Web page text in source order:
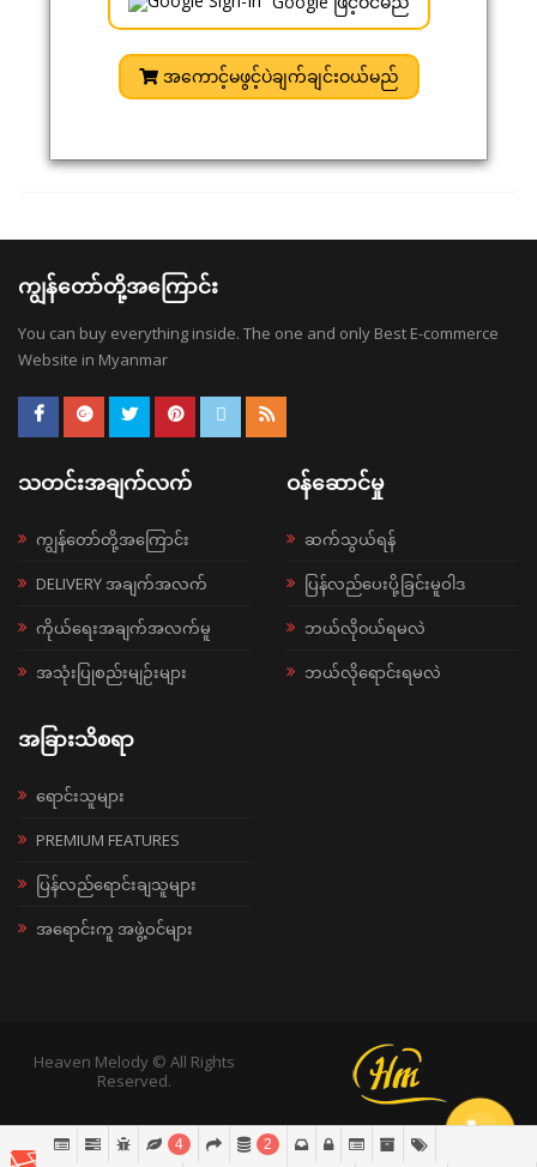
အကောင့်မဖွင့်ပဲချက်ချင်းဝယ်မည်
ကျွန်တော်တို့အကြောင်း
You can buy everything inside. The one and only Best E-commerce
Website in Myanmar
သတင်းအချက်လက်
ကျွန်တော်တို့အကြောင်း
DELIVERY အချက်အလက်
ကိုယ်ရေးအချက်အလက်မူ
အသုံးပြုစည်းမျဉ်းများ
ဝန်ဆောင်မှု
ဆက်သွယ်ရန်
ပြန်လည်ပေးပို့ခြင်းမူဝါဒ
ဘယ်လို၀ယ်ရမလဲ
ဘယ်လိုရောင်းရမလဲ
အခြားသိစရာ
ရောင်းသူများ
PREMIUM FEATURES
ပြန်လည်ရောင်းချသူများ
အရောင်းကူ အဖွဲ့ဝင်များ
Heaven Melody © All Rights
Reserved.
4 2